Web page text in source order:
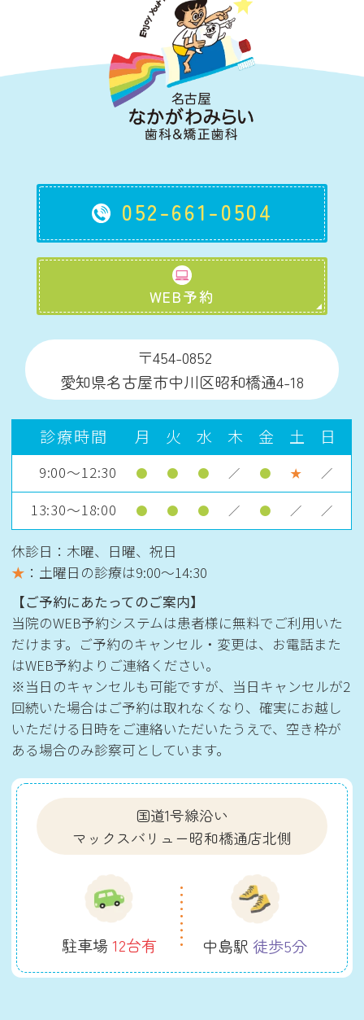
052-661-0504
WEB予約
〒454-0852
愛知県名古屋市中川区昭和橋通4-18
診療時間 月 火 水 木 金 土 日
9:00～12:30 ● ● ● ／ ● ★ ／
13:30～18:00 ● ● ● ／ ● ／ ／
休診日：木曜、日曜、祝日
★ ：土曜日の診療は9:00〜14:30
【ご予約にあたってのご案内】
当院のWEB予約システムは患者様に無料でご利用いた
だけます。ご予約のキャンセル・変更は、お電話また
はWEB予約よりご連絡ください。
※当日のキャンセルも可能ですが、当日キャンセルが2
回続いた場合はご予約は取れなくなり、確実にお越し
いただける日時をご連絡いただいたうえで、空き枠が
ある場合のみ診察可としています。
国道1号線沿い
マックスバリュー昭和橋通店北側
駐車場12台有 中島駅徒歩5分